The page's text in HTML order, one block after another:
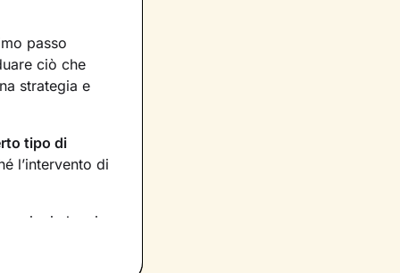
passo
ciò che
strategia e
tipo di
l’intervento di
che ci